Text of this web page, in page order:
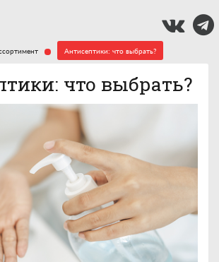
Антисептики: что выбрать?
что выбрать?